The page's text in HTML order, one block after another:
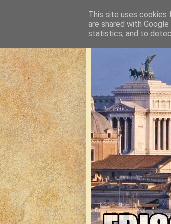
This site uses cookies
are shared with
statistics, and to